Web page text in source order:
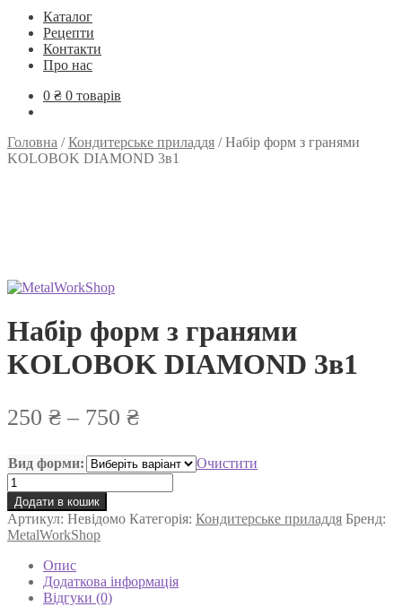
Каталог
Рецепти
Контакти
Про нас
0 ₴ 0 товарів
Головна /Кондитерське приладдя /Набір форм з гранями
KOLOBOK DIAMOND 3в1
Набір форм з гранями
KOLOBOK DIAMOND 3в1
250 ₴ – 750 ₴Діапазон
від
250 ₴
до
Вид форми:
Очистити
Набір
форм
з
гранями
KOLOBOK
DIAMOND
кількість
Додати в кошик
Артикул: Невідомо Категорія: Кондитерське приладдя Бренд:
MetalWorkShop
Опис
Додаткова інформація
Відгуки (0)